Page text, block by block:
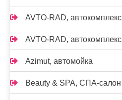
AVTO-RAD, автокомплекс
AVTO-RAD, автокомплекс
Azimut, автомойка
Beauty & SPA, СПА-салон